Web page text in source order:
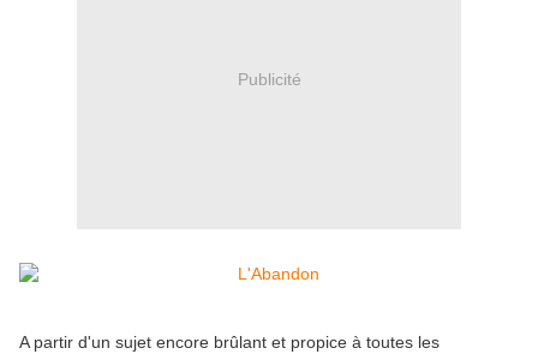
Publicité
A partir d'un sujet encore brûlant et propice à toutes les